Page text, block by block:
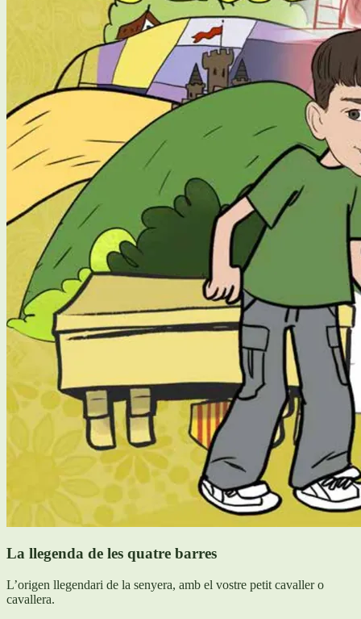
La llegenda de les quatre barres
L’origen llegendari de la senyera, amb el vostre petit cavaller o
cavallera.